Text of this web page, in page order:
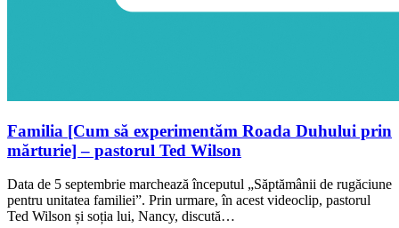
Familia [Cum să experimentăm Roada Duhului prin
mărturie] – pastorul Ted Wilson
Data de 5 septembrie marchează începutul „Săptămânii de rugăciune
pentru unitatea familiei”. Prin urmare, în acest videoclip, pastorul
Ted Wilson și soția lui, Nancy, discută…